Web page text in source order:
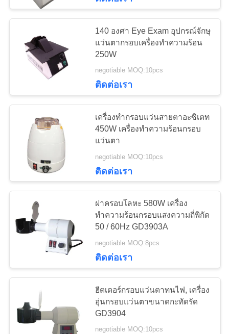
คุณภาพ
ติดต่อ
เสนอ
ราคา
แผนผัง
เว็บไซต์
PRIVACY
POLICY
ทัศนมาตรโพธิ
เครื่องฉายแผนภูมิ
อัตโนมัติ
กรอบทดลองสากล
140 องศา Eye Exam อุปกรณ์จักษุ
แว่นตากรอบเครื่องทำความร้อน
250W
negotiable MOQ:10pcs
ติดต่อเรา
เครื่องทำกรอบแว่นสายตาอะซิเตท
450W เครื่องทำความร้อนกรอบ
แว่นตา
negotiable MOQ:10pcs
ติดต่อเรา
ฝาครอบโลหะ 580W เครื่อง
ทำความร้อนกรอบแสงความถี่พิกัด
50 / 60Hz GD3903A
negotiable MOQ:8pcs
ติดต่อเรา
ฮีตเตอร์กรอบแว่นตาทนไฟ, เครื่อง
อุ่นกรอบแว่นตาขนาดกะทัดรัด
GD3904
negotiable MOQ:10pcs